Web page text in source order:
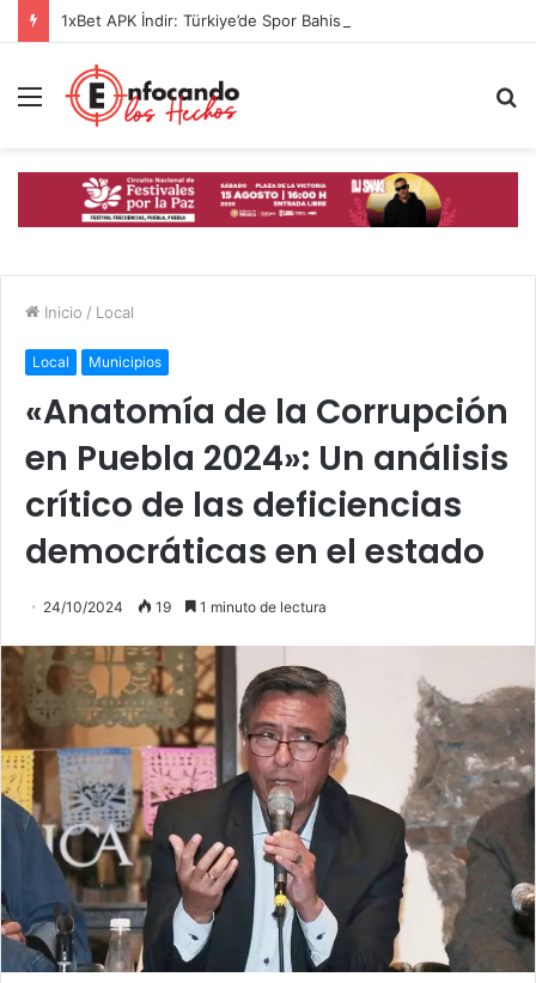
Menú
Inicio / Local
Local Municipios
«Anatomía de la Corrupción
en Puebla 2024»: Un análisis
crítico de las deficiencias
democráticas en el estado
24/10/2024 19 1 minuto de lectura